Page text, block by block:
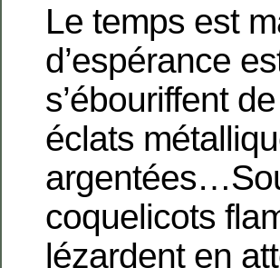
Le temps est
d’espérance
s’ébouriffent
éclats
coquelicots
lézardent en